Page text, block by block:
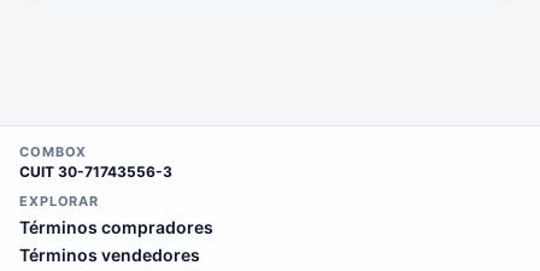
COMBOX
CUIT 30-71743556-3
EXPLORAR
Términos compradores
Términos vendedores